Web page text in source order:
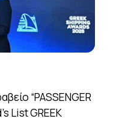
“PASSENGER
List GREEK